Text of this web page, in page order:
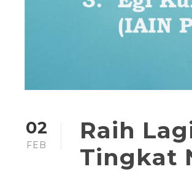
02
FEB
Raih
Tingkat